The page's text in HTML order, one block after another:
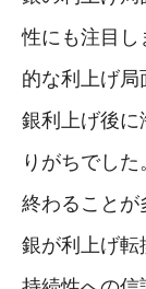
性にも注目し
的な利上げ局
銀利上げ後に
りがちでし
終わることが
銀が利上げ転